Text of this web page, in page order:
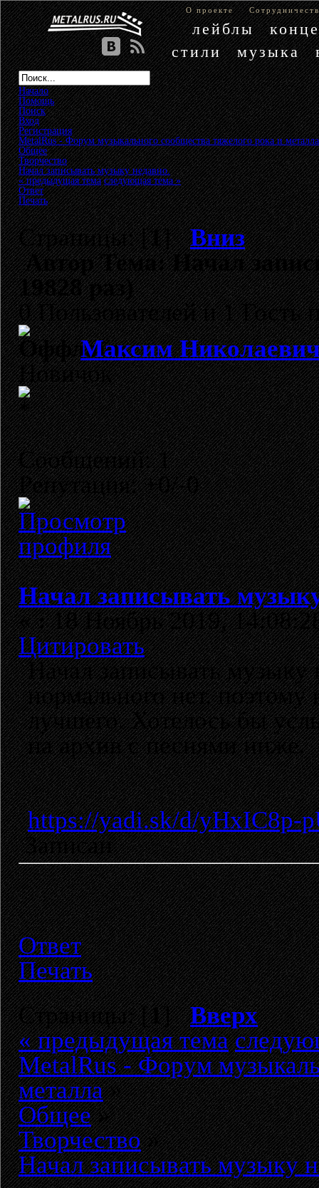
О проекте
лейблы
стили
музыка
Начало
Помощь
Поиск
Вход
Регистрация
MetalRus - Форум музыкального сообщества тяжелого рока и металла
Общее»
Творчество»
Начал записывать музыку недавно.
« предыдущая тема следующая тема »
Ответ
Печать
Страницы: [1]Вниз
АвторТема: Начал
19828 раз)
0 Пользователей и 1 Гость
Максим
Новичок
Сообщений: 1
Репутация: +0/-0
Начал записывать
«:18 Ноябрь 2019,
Цитировать
Начал записывать музыку
нормального нет, поэтому
лучшего. Хотелось бы
на архив с песнями ниже.
https://yadi.sk/d/yHxIC8p-
Записан
Ответ
Печать
Страницы: [1]Вверх
« предыдущая тема
MetalRus - Форум
металла»
Общее»
Творчество»
Начал записывать музыку